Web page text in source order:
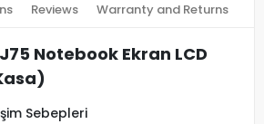
Reviews Warranty and Returns
Notebook Ekran LCD
Sebepleri